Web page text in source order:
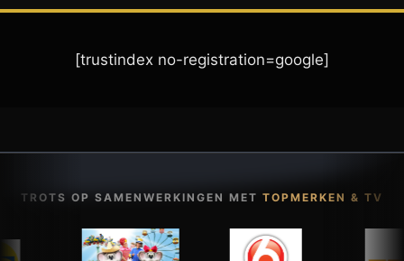
[trustindex no-registration=google]
TROTS OP SAMENWERKINGEN MET TOPMERKEN & TV